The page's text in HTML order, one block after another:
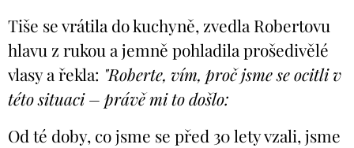
Tiše se vrátila do kuchyně, zvedla Robertovu
hlavu z rukou a jemně pohladila prošedivělé
vlasy a řekla: "Roberte, vím, proč jsme se ocitli v
této situaci – právě mi to došlo:
Od té doby, co jsme se před 30 lety vzali, jsme